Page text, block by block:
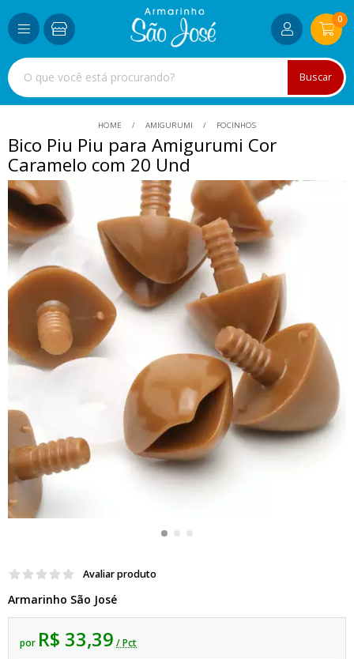
Buscar
0
HOME AMIGURUMI FOCINHOS
Bico Piu Piu para Amigurumi Cor
Caramelo com 20 Und
Avaliar produto
Armarinho São José
por R$ 33,39 / Pct